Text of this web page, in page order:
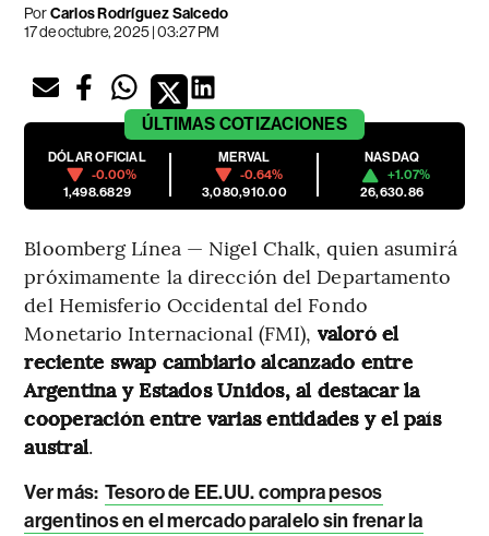
PorCarlos Rodríguez Salcedo
17 de octubre, 2025 | 03:27 PM
ÚLTIMAS COTIZACIONES
DÓLAR OFICIAL
-0.00%
1,498.6829
MERVAL
-0.64%
3,080,910.00
NASDAQ
+1.07%
26,630.86
Bloomberg Línea — Nigel Chalk, quien asumirá
próximamente la dirección del Departamento
del Hemisferio Occidental del Fondo
Monetario Internacional (FMI), valoró el
reciente swap cambiario alcanzado entre
Argentina y Estados Unidos, al destacar la
cooperación entre varias entidades y el país
austral.
Ver más: Tesoro de EE.UU. compra pesos
argentinos en el mercado paralelo sin frenar la